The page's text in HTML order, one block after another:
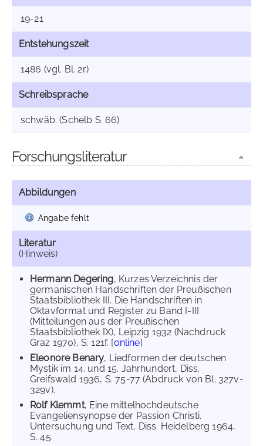
19-21
Entstehungszeit
1486 (vgl. Bl. 2r)
Schreibsprache
schwäb. (Schelb S. 66)
Forschungsliteratur
Abbildungen
Angabe fehlt
Literatur
(Hinweis)
Hermann Degering, Kurzes Verzeichnis der
germanischen Handschriften der Preußischen
Staatsbibliothek III. Die Handschriften in
Oktavformat und Register zu Band I-III
(Mitteilungen aus der Preußischen
Staatsbibliothek IX), Leipzig 1932 (Nachdruck
Graz 1970), S. 121f. [online]
Eleonore Benary, Liedformen der deutschen
Mystik im 14. und 15. Jahrhundert, Diss.
Greifswald 1936, S. 75-77 (Abdruck von Bl. 327v-
329v).
Rolf Klemmt, Eine mittelhochdeutsche
Evangeliensynopse der Passion Christi.
Untersuchung und Text, Diss. Heidelberg 1964,
S. 45.